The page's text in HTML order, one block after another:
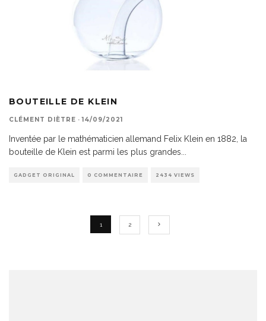
BOUTEILLE DE KLEIN
CLÉMENT DIÈTRE · 14/09/2021
Inventée par le mathématicien allemand Felix Klein en 1882, la
bouteille de Klein est parmi les plus grandes...
GADGET ORIGINAL 0 COMMENTAIRE 2434 VIEWS
1 2